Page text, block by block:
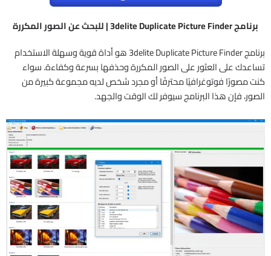
برنامج 3delite Duplicate Picture Finder | للبحث عن الصور المكررة
برنامج 3delite Duplicate Picture Finder هو أداة قوية وسهلة الاستخدام
تساعدك على العثور على الصور المكررة وحذفها بسرعة وكفاءة. سواء
كنت مصورًا فوتوغرافيًا محترفًا أو مجرد شخص لديه مجموعة كبيرة من
الصور، فإن هذا البرنامج سيوفر لك الوقت والجهد.